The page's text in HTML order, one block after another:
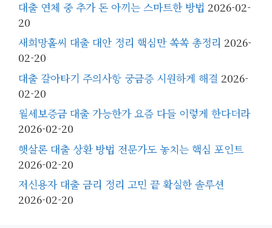
대출 연체 중 추가 돈 아끼는 스마트한 방법 2026-02-
20
새희망홀씨 대출 대안 정리 핵심만 쏙쏙 총정리 2026-
02-20
대출 갈아타기 주의사항 궁금증 시원하게 해결 2026-
02-20
월세보증금 대출 가능한가 요즘 다들 이렇게 한다더라
2026-02-20
햇살론 대출 상환 방법 전문가도 놓치는 핵심 포인트
2026-02-20
저신용자 대출 금리 정리 고민 끝 확실한 솔루션
2026-02-20